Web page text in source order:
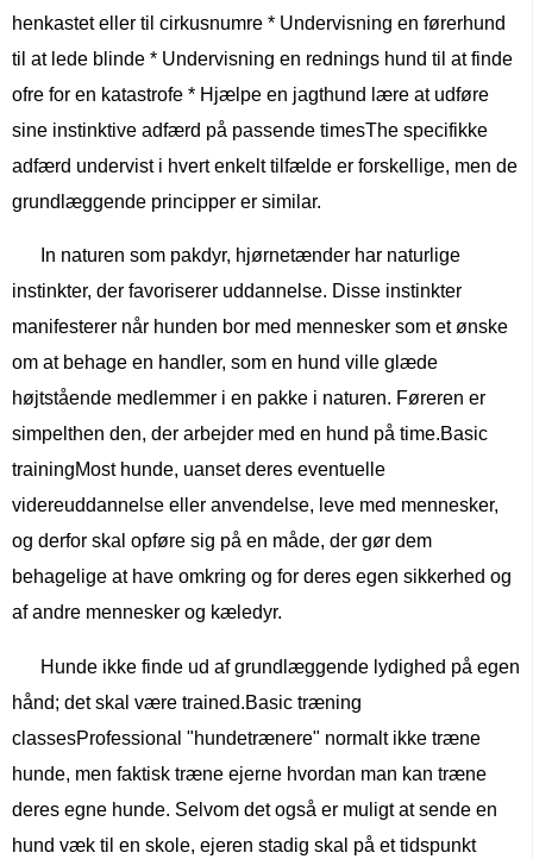
henkastet eller til cirkusnumre * Undervisning en førerhund
til at lede blinde * Undervisning en rednings hund til at finde
ofre for en katastrofe * Hjælpe en jagthund lære at udføre
sine instinktive adfærd på passende timesThe specifikke
adfærd undervist i hvert enkelt tilfælde er forskellige, men de
grundlæggende principper er similar.
In naturen som pakdyr, hjørnetænder har naturlige
instinkter, der favoriserer uddannelse. Disse instinkter
manifesterer når hunden bor med mennesker som et ønske
om at behage en handler, som en hund ville glæde
højtstående medlemmer i en pakke i naturen. Føreren er
simpelthen den, der arbejder med en hund på time.Basic
trainingMost hunde, uanset deres eventuelle
videreuddannelse eller anvendelse, leve med mennesker,
og derfor skal opføre sig på en måde, der gør dem
behagelige at have omkring og for deres egen sikkerhed og
af andre mennesker og kæledyr.
Hunde ikke finde ud af grundlæggende lydighed på egen
hånd; det skal være trained.Basic træning
classesProfessional "hundetrænere" normalt ikke træne
hunde, men faktisk træne ejerne hvordan man kan træne
deres egne hunde. Selvom det også er muligt at sende en
hund væk til en skole, ejeren stadig skal på et tidspunkt